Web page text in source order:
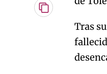
Copiar
artículo
Tras